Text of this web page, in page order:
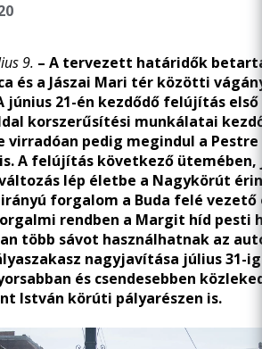
9. – A tervezett határidők
és a Jászai Mari tér közötti
június 21-én kezdődő felújítás
korszerűsítési munkálatai
virradóan pedig megindul a
A felújítás következő ütemében,
lép életbe a Nagykörút
forgalom a Buda felé vezető
rendben a Margit híd pesti
több sávot használhatnak az
nagyjavítása július 31-
és csendesebben
István körúti pályarészen is.